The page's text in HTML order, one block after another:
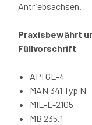
Antriebsachsen.
Praxisbewährt
Füllvorschrift
API GL-4
MAN 341 Typ N
MIL-L-2105
MB 235.1